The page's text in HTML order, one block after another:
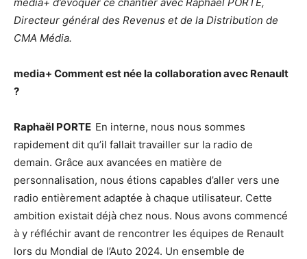
Directeur général des Revenus et de la Distribution de
CMA Média.
media+ Comment est née la collaboration avec Renault
?
Raphaël PORTE En interne, nous nous sommes
rapidement dit qu’il fallait travailler sur la radio de
demain. Grâce aux avancées en matière de
personnalisation, nous étions capables d’aller vers une
radio entièrement adaptée à chaque utilisateur. Cette
ambition existait déjà chez nous. Nous avons commencé
à y réfléchir avant de rencontrer les équipes de Renault
lors du Mondial de l’Auto 2024. Un ensemble de